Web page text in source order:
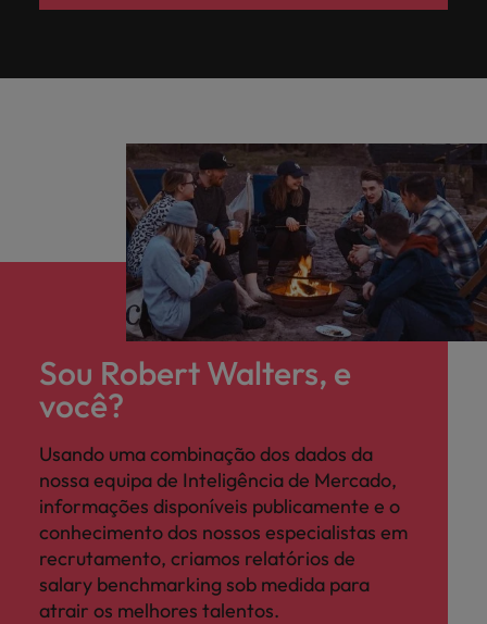
Sou Robert Walters, e
você?
Usando uma combinação dos dados da
nossa equipa de Inteligência de Mercado,
informações disponíveis publicamente e o
conhecimento dos nossos especialistas em
recrutamento, criamos relatórios de
salary benchmarking sob medida para
atrair os melhores talentos.